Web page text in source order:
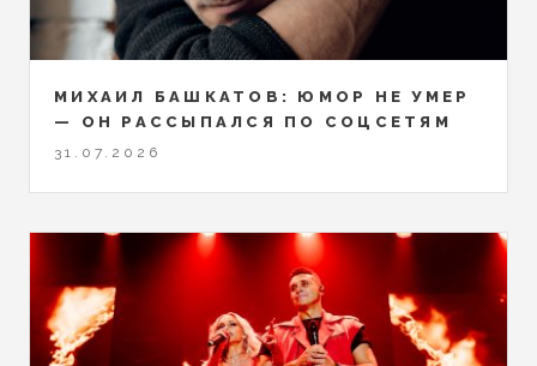
МИХАИЛ БАШКАТОВ: ЮМОР НЕ УМЕР
— ОН РАССЫПАЛСЯ ПО СОЦСЕТЯМ
31.07.2026